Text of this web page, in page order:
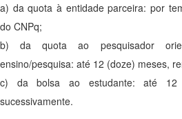
a) da quota à entidade parceira: por
do CNPq;
b) da quota ao pesquisador
ensino/pesquisa: até 12 (doze) meses,
c) da bolsa ao estudante: até 12
sucessivamente.